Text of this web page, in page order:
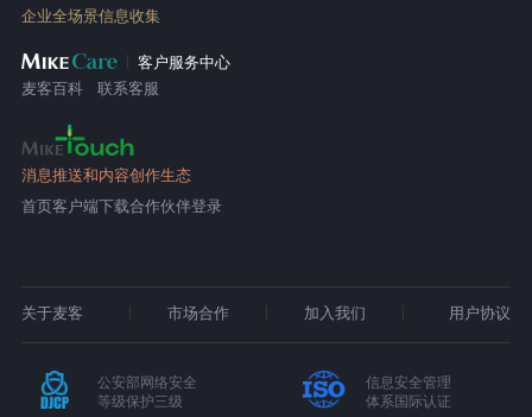
企业全场景信息收集
客户服务中心
麦客百科
联系客服
消息推送和内容创作生态
首页客户端下载合作伙伴登录
关于麦客 市场合作 加入我们 用户协议
公安部网络安全
等级保护三级
信息安全管理
体系国际认证